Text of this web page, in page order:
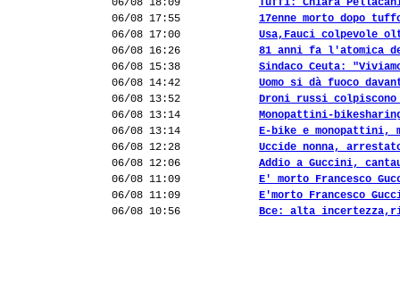
06/08 18:09
Tuffi: Chiara
06/08 17:55
17enne morto dopo
06/08 17:00
Usa,Fauci colpevole
06/08 16:26
81 anni fa l'atomica
06/08 15:38
Sindaco Ceuta:
06/08 14:42
Uomo si dà fuoco
06/08 13:52
Droni russi colpiscono
06/08 13:14
Monopattini-
06/08 13:14
E-bike e monopattini,
06/08 12:28
Uccide nonna,
06/08 12:06
Addio a Guccini,
06/08 11:09
E' morto Francesco
06/08 11:09
E'morto Francesco
06/08 10:56
Bce: alta